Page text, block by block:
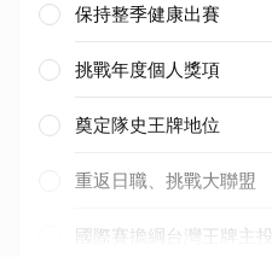
保持整季健康出賽
挑戰年度個人獎項
奠定隊史王牌地位
重返日職、挑戰大聯盟
國際賽擔綱台灣王牌主投